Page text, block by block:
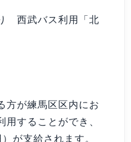
西武バス利用「北
方が練馬区区内にお
用することができ、
が支給されます。